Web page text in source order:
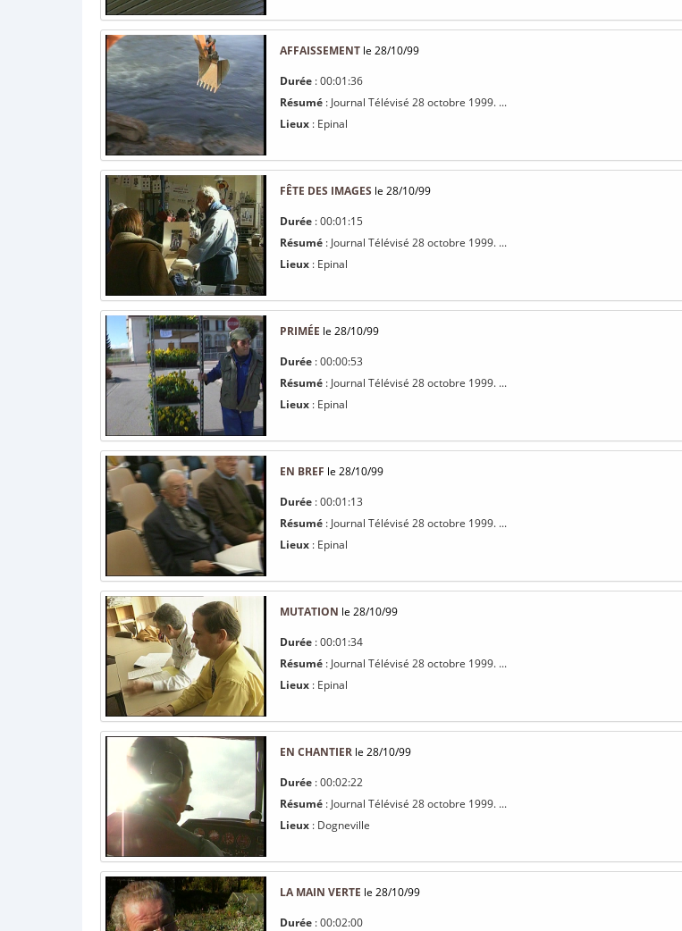
AFFAISSEMENT le 28/10/99
Durée : 00:01:36
Résumé : Journal Télévisé 28 octobre 1999. ...
Lieux : Epinal
FÊTE DES IMAGES le 28/10/99
Durée : 00:01:15
Résumé : Journal Télévisé 28 octobre 1999. ...
Lieux : Epinal
PRIMÉE le 28/10/99
Durée : 00:00:53
Résumé : Journal Télévisé 28 octobre 1999. ...
Lieux : Epinal
EN BREF le 28/10/99
Durée : 00:01:13
Résumé : Journal Télévisé 28 octobre 1999. ...
Lieux : Epinal
MUTATION le 28/10/99
Durée : 00:01:34
Résumé : Journal Télévisé 28 octobre 1999. ...
Lieux : Epinal
EN CHANTIER le 28/10/99
Durée : 00:02:22
Résumé : Journal Télévisé 28 octobre 1999. ...
Lieux : Dogneville
LA MAIN VERTE le 28/10/99
Durée : 00:02:00